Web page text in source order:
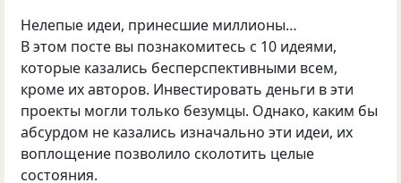
Нелепые идеи, принесшие миллионы…
В этом посте вы познакомитесь с 10 идеями,
которые казались бесперспективными всем,
кроме их авторов. Инвестировать деньги в эти
проекты могли только безумцы. Однако, каким бы
абсурдом не казались изначально эти идеи, их
воплощение позволило сколотить целые
состояния.